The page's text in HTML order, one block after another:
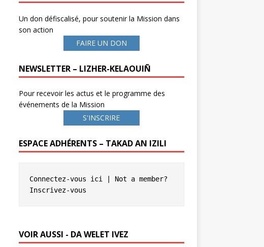
Un don défiscalisé, pour soutenir la Mission dans
son action
FAIRE UN DON
NEWSLETTER – LIZHER-KELAOUIÑ
Pour recevoir les actus et le programme des
événements de la Mission
S'INSCRIRE
ESPACE ADHÉRENTS – TAKAD AN IZILI
Connectez-vous ici
Inscrivez-vous
VOIR AUSSI - DA WELET IVEZ